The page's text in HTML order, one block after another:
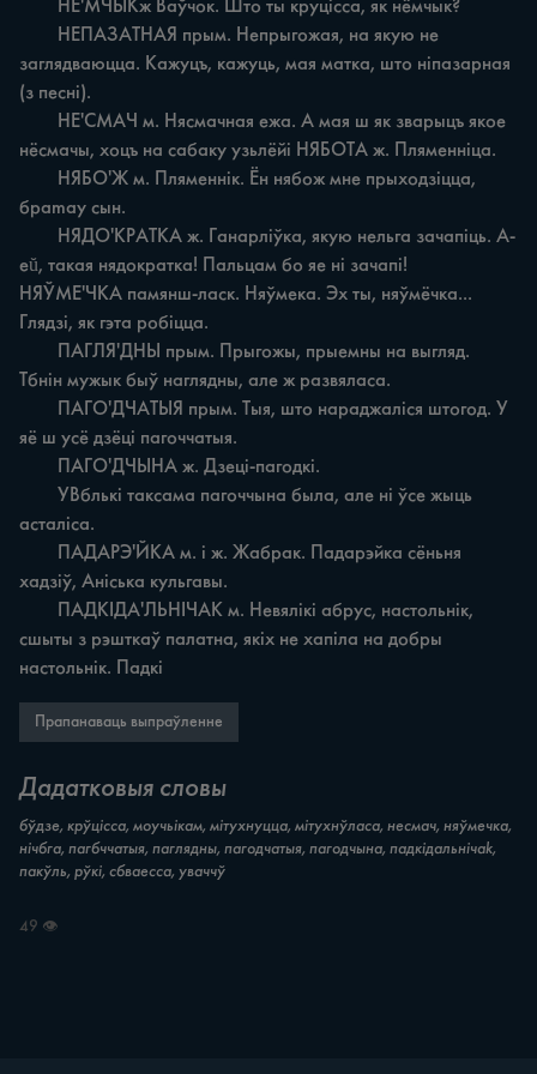
заглядваюцца. Кажуцъ, кажуць, мая матка, што ніпазарная
(з песні).
нёсмачы, хоцъ на сабаку узьлёйі НЯБОТА ж. Пляменніца.
браmay сын.
eŭ, такая нядократка! Пальцам бо яе ні зачапі!
НЯЎМЕ'ЧКА памянш-ласк. Няўмека. Эх ты, няўмёчка...
Глядзі, як гэта робіцца.
Тбнін мужык быў наглядны, але ж развяласа.
яё ш усё дзёці пагоччатыя.
асталіса.
хадзіў, Аніська кульгавы.
сшыты з рэшткаў палатна, якіх не хапіла на добры
настольнік. Падкі
Прапанаваць выпраўленне
Дадатковыя словы
бўдзе, крўцісса, моучьікам, мітухнуцца, мітухнўласа, несмач, няўмечка,
нічбга, пагбччатыя, паглядны, пагодчатыя, пагодчына, падкідальнічak,
пакўль, рўкі, сбваесса, уваччў
49 👁